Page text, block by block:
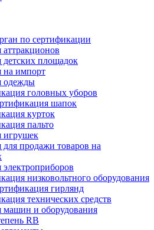
по сертификации
площадок
на импорт
одежды
головных уборов
шапок
курток
пальто
игрушек
продажи товаров на
низковольтного оборудования
гирлянд
технических средств
машин и оборудования
RB